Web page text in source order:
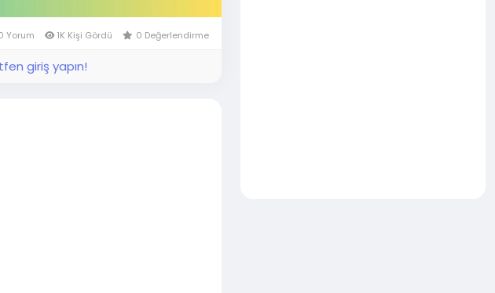
Yorum 1K Kişi Gördü 0 Değerlendirme
giriş yapın!